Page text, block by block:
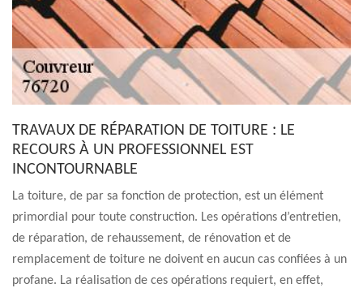
TRAVAUX DE RÉPARATION DE TOITURE : LE
RECOURS À UN PROFESSIONNEL EST
INCONTOURNABLE
La toiture, de par sa fonction de protection, est un élément
primordial pour toute construction. Les opérations d’entretien,
de réparation, de rehaussement, de rénovation et de
remplacement de toiture ne doivent en aucun cas confiées à un
profane. La réalisation de ces opérations requiert, en effet,